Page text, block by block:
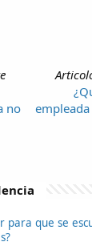
no
para que se